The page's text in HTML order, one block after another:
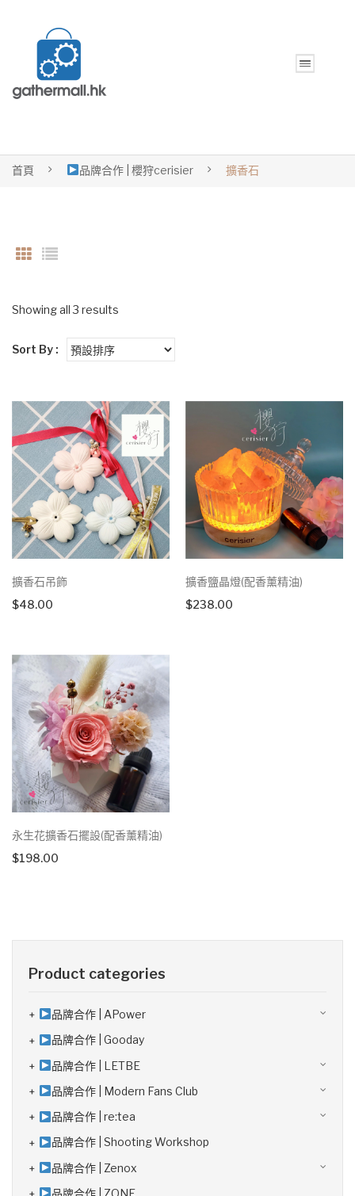
首頁 品牌合作 | 櫻狩cerisier 擴香石
Showing all 3 results
Sort By :
擴香石吊飾
$48.00
擴香鹽晶燈(配香薰精油)
$238.00
永生花擴香石擺設(配香薰精油)
$198.00
Product categories
品牌合作 | APower
品牌合作 | Gooday
品牌合作 | LETBE
品牌合作 | Modern Fans Club
品牌合作 | re:tea
品牌合作 | Shooting Workshop
品牌合作 | Zenox
品牌合作 | ZONE